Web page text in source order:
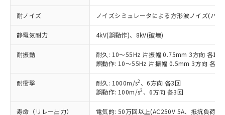
耐ノイズ ノイズシミュレータによる方形波ノイズ(パ
静電気耐力 4kV(誤動作)、8kV(破壊)
耐振動
耐久: 10～55Hz 片振幅 0.75mm 3方向 各1h
誤動作: 10～55Hz 片振幅 0.5mm 3方向 各
耐衝撃 耐久: 1000m/s2 、6方向 各3回
誤動作: 100m/s2 、6方向 各3回
寿命（リレー出力） 電気的: 50万回以上(AC250V 5A、抵抗負荷
商品の当社在庫状況および標準価格
(税抜)を提供させていただくもので
当社制御機器事業取扱商品の中には、
本サービスの対象外となる商品もある
ことをご了承ください。
在庫状況および標準価格照会結果は、
記載している更新日時点での社内デー
タに基づき作成されるものであり、閲
覧された時点での実際の在庫および標
準価格とは異なる場合があることをご
商品です。
非該当品：ライセンス料など無形物で、有
害物質有無と関係のない商品です。
仕入先様の事情により、非含有部品として
いたものが、含有品と判明した場合などや
むを得ず変更することがあります。
*EU RoHS指令（10物質）：
鉛(Pb) 1000ppm以下、 水銀(Hg) 1000ppm以下、 カド
ミウム(Cd) 100ppm以下、
六価クロム(Cr(Ⅵ)) 1000ppm以下、ポリ臭化ビフェニル
基準値以下であることを示します。
「×」：最大均質材料含有率が中国RoHSの
基準値を超えていることを示します。
「－」：未確認です。当社販売部門へお問
い合わせください。
*中国RoHS10物質の基準値 (GB/T26572)：
Pb(鉛) :1000ppm、 Hg(水銀) : 1000ppm、 Cd(カドミウ
ム) : 100ppm、
当社は、これら貴社製品のうち、外国
為替および外国貿易法に定める商品
（以下｢規制貨物等」という）を輸出
または国外への提供する場合は、日本
国政府の輸出許可(または役務取引許
可)を取得するなどの必要な手続きを